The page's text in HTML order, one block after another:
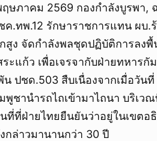
ษภาคม 2569 กองกำลังบูรพา,
ค.ทพ.12 รักษาราชการแทน ผบ.
สูง จัดกำลังพลชุดปฏิบัติการลง
ะแก้ว เพื่อเจรจากับฝ่ายทหารกั
ปชด.503 สืบเนื่องจากเมื่อวัน
ชานำรถไถเข้ามาไถนา บริเว
ที่ที่ฝ่ายไทยยืนยันว่าอยู่ในเขตอ
กล่าวมานานกว่า 30 ปี